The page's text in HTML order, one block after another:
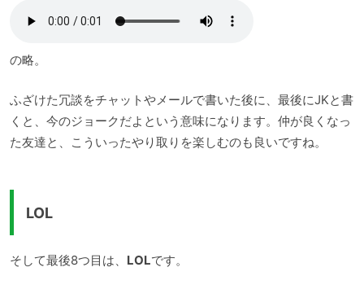
の略。
ふざけた冗談をチャットやメールで書いた後に、最後にJKと書
くと、今のジョークだよという意味になります。仲が良くなっ
た友達と、こういったやり取りを楽しむのも良いですね。
LOL
そして最後8つ目は、 LOLです。